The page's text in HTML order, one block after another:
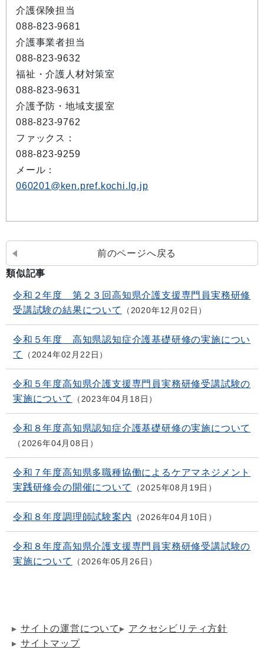
介護保険担当
088-823-9681
介護事業者担当
088-823-9632
福祉・介護人材対策室
088-823-9631
介護予防・地域支援室
088-823-9762
ファックス：
088-823-9259
メール：
060201@ken.pref.kochi.lg.jp
前のページへ戻る
類似記事
令和２年度 第２３回高知県介護支援専門員実務研修
受講試験の結果について
2020年12月02日
令和５年度 高知県認知症介護基礎研修の実施につい
て
2024年02月22日
令和５年度高知県介護支援専門員実務研修受講試験の
実施について
2023年04月18日
令和８年度高知県認知症介護基礎研修の実施について
2026年04月08日
令和７年度高知県多職種協働によるケアマネジメント
実践研修会の開催について
2025年08月19日
令和８年度調理師試験案内 2026年04月10日
令和８年度高知県介護支援専門員実務研修受講試験の
実施について
2026年05月26日
サイトの運営について
アクセシビリティ方針
サイトマップ